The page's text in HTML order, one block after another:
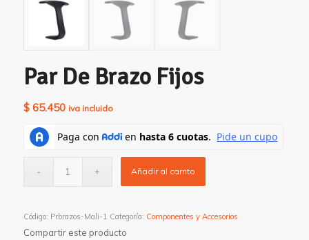
Par De Brazo Fijos
$65.450 iva incluido
Añadir al carrito
Código: Prbrazos-Mali-1 Categoría: Componentes y Accesorios
Compartir este producto